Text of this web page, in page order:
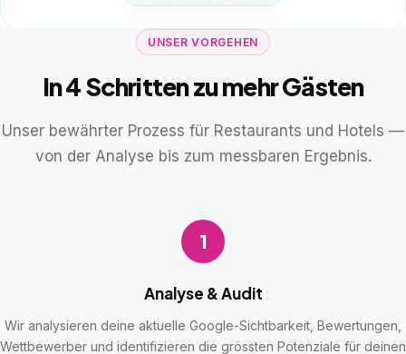
UNSER VORGEHEN
In 4 Schritten zu mehr Gästen
Unser bewährter Prozess für Restaurants und Hotels —
von der Analyse bis zum messbaren Ergebnis.
1
Analyse & Audit
Wir analysieren deine aktuelle Google-Sichtbarkeit, Bewertungen,
Wettbewerber und identifizieren die grössten Potenziale für deinen